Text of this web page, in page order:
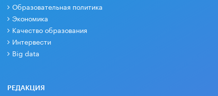
Образовательная политика
Экономика
Качество образования
Интервести
Big data
РЕДАКЦИЯ